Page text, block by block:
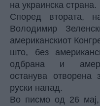
на украинска страна.
Според втората,
Володимир
американскиот
што, без
одбрана и
останува отворена
руски напад.
Во писмо од 26